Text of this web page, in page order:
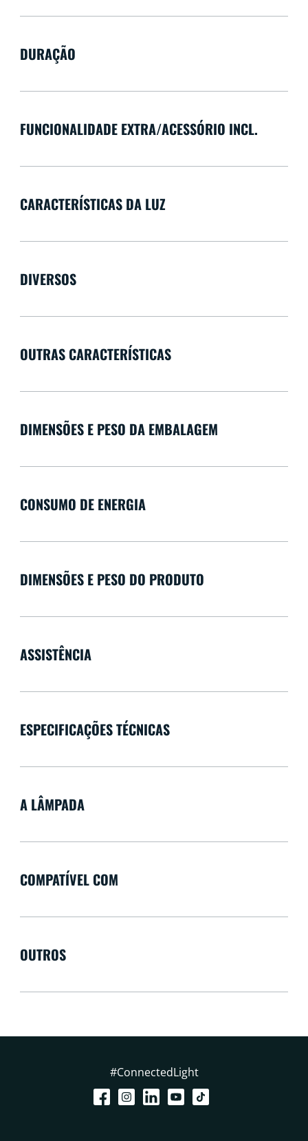
DURAÇÃO
FUNCIONALIDADE EXTRA/ACESSÓRIO INCL.
CARACTERÍSTICAS DA LUZ
DIVERSOS
OUTRAS CARACTERÍSTICAS
DIMENSÕES E PESO DA EMBALAGEM
CONSUMO DE ENERGIA
DIMENSÕES E PESO DO PRODUTO
ASSISTÊNCIA
ESPECIFICAÇÕES TÉCNICAS
A LÂMPADA
COMPATÍVEL COM
OUTROS
#ConnectedLight